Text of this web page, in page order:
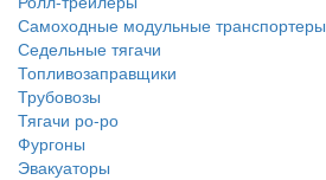
Самоходные модульные транспортеры
Седельные тягачи
Топливозаправщики
Трубовозы
Тягачи ро-ро
Фургоны
Эвакуаторы